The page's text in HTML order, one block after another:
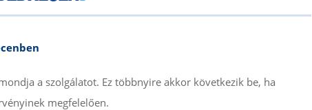
a szolgálatot. Ez többnyire akkor következik be, ha
megfelelően.